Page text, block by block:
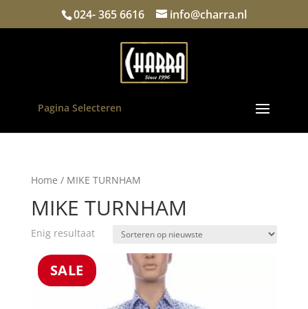
024- 365 6616 info@charra.nl
Pagina Selecteren
Home / MIKE TURNHAM
MIKE TURNHAM
Enig resultaat
SALE